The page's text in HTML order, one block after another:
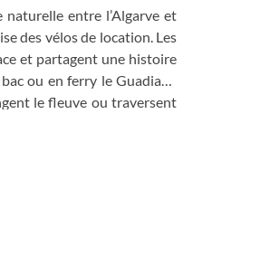
entre l’Algarve et
des vélos de location. Les
et partagent une histoire
ou en ferry le Guadiana
le fleuve ou traversent
châteaux, témoins de
XVIIIe siècle, construite
un quai mène à l'extrémité